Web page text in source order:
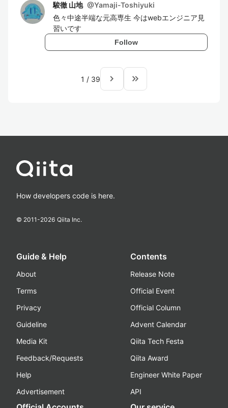
駿徹 山地 @Yamaji-Toshiyuki
色々中途半端な元高専生 今はwebエンジニア見
習いです
Follow
1 / 39 navigate_next keyboard_double_arrow_right
How developers code is here.
© 2011-2026 Qiita Inc.
Guide & Help
About
Terms
Privacy
Guideline
Media Kit
Feedback/Requests
Help
Advertisement
Contents
Release Note
Official Event
Official Column
Advent Calendar
Qiita Tech Festa
Qiita Award
Engineer White Paper
API